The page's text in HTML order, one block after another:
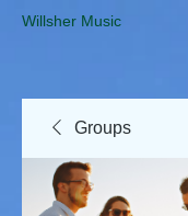
​Willsher Music
Groups